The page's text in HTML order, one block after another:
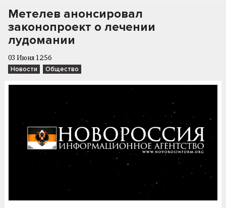
Метелев анонсировал
законопроект о лечении
лудомании
03 Июня 12:56
Новости Общество